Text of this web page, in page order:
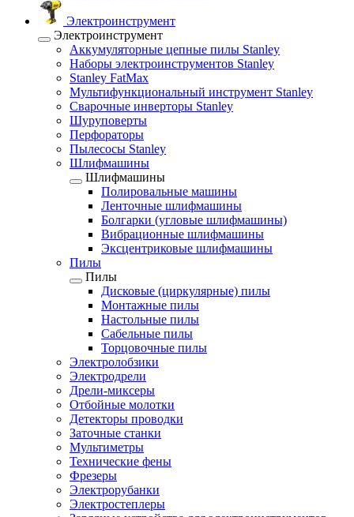
Электроинструмент
Электроинструмент
Аккумуляторные цепные пилы Stanley
Наборы электроинструментов Stanley
Stanley FatMax
Мультифункциональный инструмент Stanley
Сварочные инверторы Stanley
Шуруповерты
Перфораторы
Пылесосы Stanley
Шлифмашины
Шлифмашины
Полировальные машины
Ленточные шлифмашины
Болгарки (угловые шлифмашины)
Вибрационные шлифмашины
Эксцентриковые шлифмашины
Пилы
Пилы
Дисковые (циркулярные) пилы
Монтажные пилы
Настольные пилы
Сабельные пилы
Торцовочные пилы
Электролобзики
Электродрели
Дрели-миксеры
Отбойные молотки
Детекторы проводки
Заточные станки
Мультиметры
Технические фены
Фрезеры
Электрорубанки
Электростеплеры